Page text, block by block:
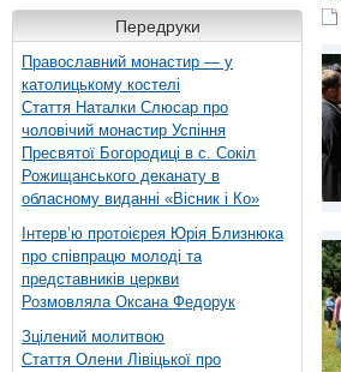
Передруки
Православний монастир — у
католицькому костелі
Стаття Наталки Слюсар про
чоловічий монастир Успіння
Пресвятої Богородиці в с. Сокіл
Рожищанського деканату в
обласному виданні «Вісник і Ко»
Інтерв’ю протоієрея Юрія Близнюка
про співпрацю молоді та
представників церкви
Розмовляла Оксана Федорук
Зцілений молитвою
Стаття Олени Лівіцької про